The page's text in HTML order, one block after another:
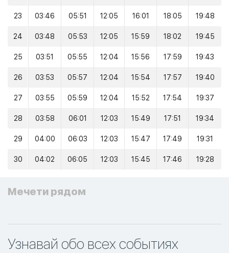
23 03:46 05:51 12:05 16:01 18:05 19:48
24 03:48 05:53 12:05 15:59 18:02 19:45
25 03:51 05:55 12:04 15:56 17:59 19:43
26 03:53 05:57 12:04 15:54 17:57 19:40
27 03:55 05:59 12:04 15:52 17:54 19:37
28 03:58 06:01 12:03 15:49 17:51 19:34
29 04:00 06:03 12:03 15:47 17:49 19:31
30 04:02 06:05 12:03 15:45 17:46 19:28
Мечети рядом
Узнавай обо всех событиях